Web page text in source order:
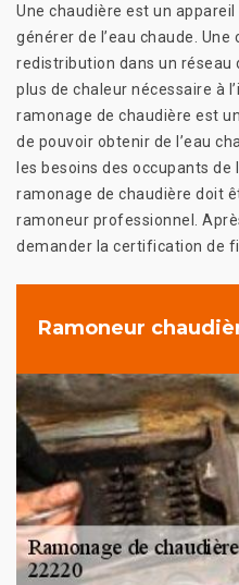
Une chaudière est un
générer de l’eau chaude.
redistribution dans un
plus de chaleur nécessaire à
ramonage de chaudière est
de pouvoir obtenir de l’eau
les besoins des occupants de
ramonage de chaudière doit
ramoneur professionnel.
demander la certification de
Ramoneur